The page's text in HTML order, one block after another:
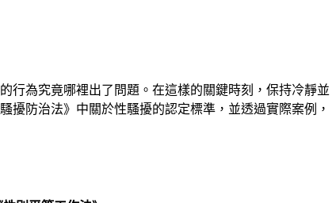
行為究竟哪裡出了問題。在這樣的關鍵時刻，保持冷靜並
防治法》中關於性騷擾的認定標準，並透過實際案例，